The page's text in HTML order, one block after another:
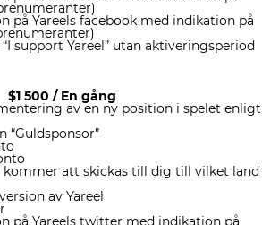
på Yareels facebook med indikation på
support Yareel” utan aktiveringsperiod
$1 500 / En gång
av en ny position i spelet enligt
“Guldsponsor”
kommer att skickas till dig till vilket land
av Yareel
på Yareels twitter med indikation på